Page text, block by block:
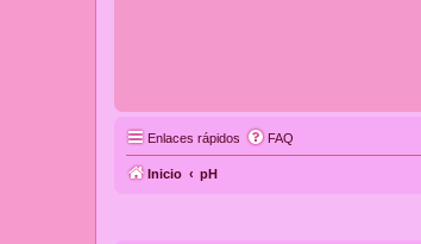
Enlaces rápidos FAQ
Inicio pH